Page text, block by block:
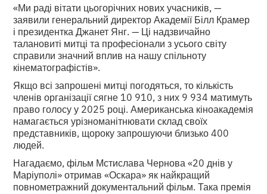
«Ми раді вітати цьогорічних нових учасників, —
заявили генеральний директор Академії Білл Крамер
і президентка Джанет Янг. — Ці надзвичайно
талановиті митці та професіонали з усього світу
справили значний вплив на нашу спільноту
кінематографістів».
Якщо всі запрошені митці погодяться, то кількість
членів організації сягне 10 910, з них 9 934 матимуть
право голосу у 2025 році. Американська кіноакадемія
намагається урізноманітнювати склад своїх
представників, щороку запрошуючи близько 400
людей.
Нагадаємо, фільм Мстислава Чернова «20 днів у
Маріуполі» отримав «Оскара» як найкращий
повнометражний документальний фільм. Така премія